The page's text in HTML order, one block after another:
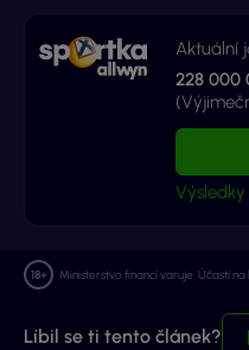
Aktuální
228 000
Výsledky
Ministerstvo financí varuje: Účastí
Líbil se ti tento článek?